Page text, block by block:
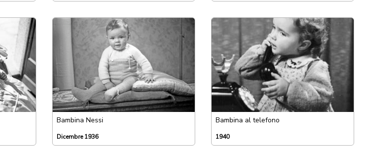
Bambina Nessi
Dicembre 1936
Bambina al telefono
1940